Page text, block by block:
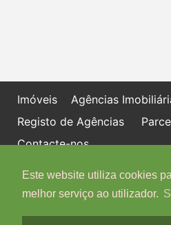
Este website utiliza cookies
melhor serviço ao utilizador.
Imóveis
Agências
Registo de Agências
Contacte-nos
Política de proteção de dados
Livro de Reclamações online
Centro de Informação, Mediação e
Algarve - Edifício Ninho de Empresas,